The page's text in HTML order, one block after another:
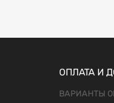
ОПЛАТА И
ВАРИАНТЫ